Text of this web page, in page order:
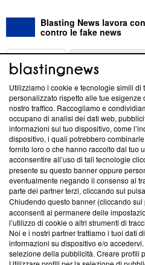
Blasting News lavora
contro le fake news
ABOUT
Questa sezione offre
News, sui nostri processi
creare news di qualità. Inoltre,
‘Trust Project - News with
ancora membro del programma,
parte; Trust Project non ha
conformità agli standard.
Su di noi
Team editoriale
Corporate
Redazione
Utilizziamo i cookie e tecnologie simili di
personalizzato rispetto alle tue
nostro traffico. Raccogliamo e
occupano di analisi dei dati web,
informazioni sul tuo dispositivo, come
dispositivo, i quali potrebbero
fornito loro o che hanno raccolto dal tuo
acconsentire all’uso di tali tecnologie
presente su questo banner oppure
eventualmente negando il consenso al
parte dei partner terzi, cliccando sul
Chiudendo questo banner (cliccando sul
acconsenti al permanere delle
l’utilizzo di cookie o altri strumenti di
Noi e i nostri partner trattiamo i tuoi dati
informazioni su dispositivo e/o
selezione della pubblicità. Creare profili